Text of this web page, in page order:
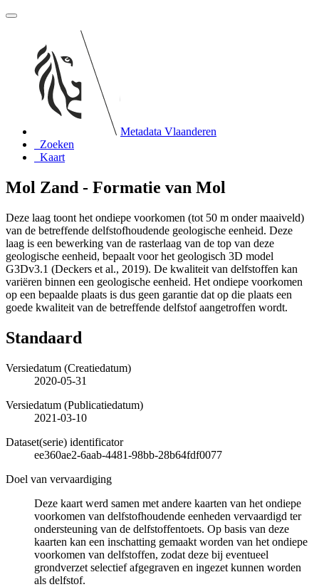
Metadata Vlaanderen
Zoeken
Kaart
Mol Zand - Formatie van Mol
Deze laag toont het ondiepe voorkomen (tot 50 m onder maaiveld)
van de betreffende delfstofhoudende geologische eenheid. Deze
laag is een bewerking van de rasterlaag van de top van deze
geologische eenheid, bepaalt voor het geologisch 3D model
G3Dv3.1 (Deckers et al., 2019). De kwaliteit van delfstoffen kan
variëren binnen een geologische eenheid. Het ondiepe voorkomen
op een bepaalde plaats is dus geen garantie dat op die plaats een
goede kwaliteit van de betreffende delfstof aangetroffen wordt.
Standaard
Versiedatum (Creatiedatum)
2020-05-31
Versiedatum (Publicatiedatum)
2021-03-10
Dataset(serie) identificator
ee360ae2-6aab-4481-98bb-28b64fdf0077
Doel van vervaardiging
Deze kaart werd samen met andere kaarten van het ondiepe
voorkomen van delfstofhoudende eenheden vervaardigd ter
ondersteuning van de delfstoffentoets. Op basis van deze
kaarten kan een inschatting gemaakt worden van het ondiepe
voorkomen van delfstoffen, zodat deze bij eventueel
grondverzet selectief afgegraven en ingezet kunnen worden
als delfstof.